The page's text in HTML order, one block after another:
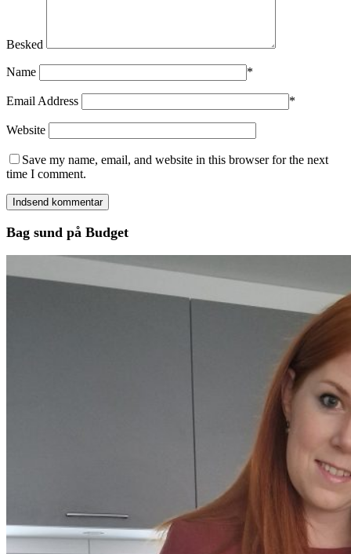
Besked
Name *
Email Address *
Website
Save my name, email, and website in this browser for the next
time I comment.
Bag sund på Budget